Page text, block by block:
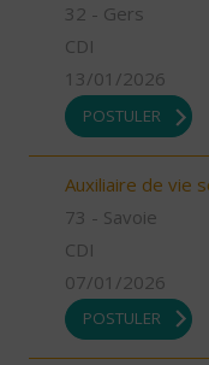
32 - Gers
CDI
13/01/2026
POSTULER
Auxiliaire de vie
73 - Savoie
CDI
07/01/2026
POSTULER